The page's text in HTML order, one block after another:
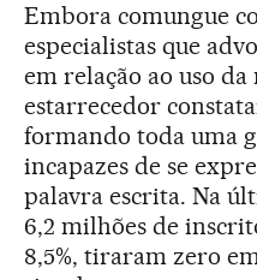
Embora comungue
especialistas que
em relação ao uso
estarrecedor
formando toda uma
incapazes de se
palavra escrita. Na
6,2 milhões de
8,5%, tiraram zero